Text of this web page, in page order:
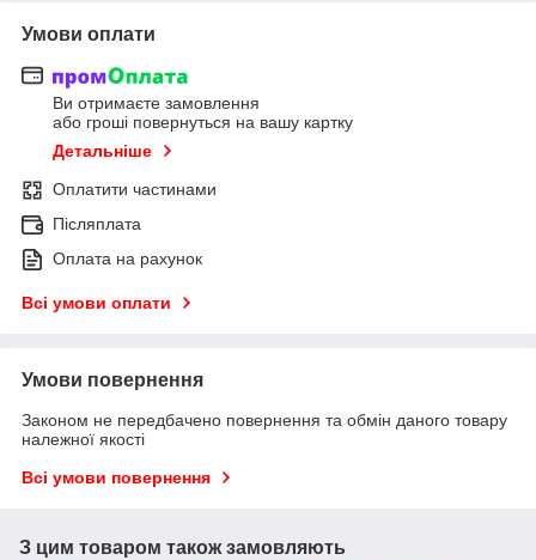
Умови оплати
Ви отримаєте замовлення
або гроші повернуться на вашу картку
Детальніше
Оплатити частинами
Післяплата
Оплата на рахунок
Всі умови оплати
Умови повернення
Законом не передбачено повернення та обмін даного товару
належної якості
Всі умови повернення
З цим товаром також замовляють